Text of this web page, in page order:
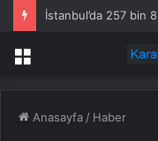
İstanbul’da 257 bin
Menü
Anasayfa / Haber